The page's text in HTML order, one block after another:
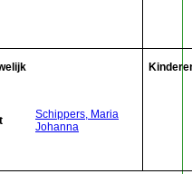
Schippers, Maria
Johanna